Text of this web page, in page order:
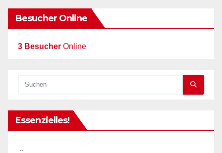
Besucher Online
3 Besucher Online
Essenzielles!
..